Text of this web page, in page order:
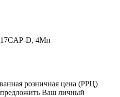
D, 4Мп
розничная цена (РРЦ)
Ваш личный